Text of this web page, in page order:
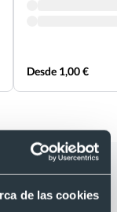
de las cookies
Desde 1,00 €
Bidón
inox